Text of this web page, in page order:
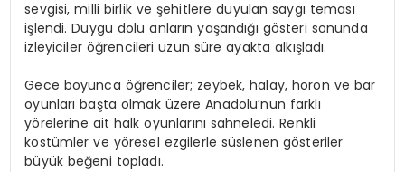
sevgisi, milli birlik ve şehitlere duyulan saygı teması
işlendi. Duygu dolu anların yaşandığı gösteri sonunda
izleyiciler öğrencileri uzun süre ayakta alkışladı.
Gece boyunca öğrenciler; zeybek, halay, horon ve bar
oyunları başta olmak üzere Anadolu’nun farklı
yörelerine ait halk oyunlarını sahneledi. Renkli
kostümler ve yöresel ezgilerle süslenen gösteriler
büyük beğeni topladı.